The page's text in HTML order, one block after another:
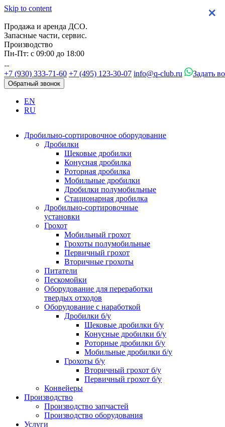
Skip to content
Продажа и аренда ДСО.
Запасные части, сервис.
Производство
Пн-Пт: с 09:00 до 18:00
+7 (930) 333-71-60 +7 (495) 123-30-07 info@q-club.ru Задать
Обратный звонок
EN
RU
Дробильно-сортировочное оборудование
Дробилки
Щековые дробилки
Конусная дробилка
Роторная дробилка
Мобильные дробилки
Дробилки полумобильные
Стационарная дробилка
Дробильно-сортировочные
установки
Грохот
Мобильный грохот
Грохоты полумобильные
Первичный грохот
Вторичные грохоты
Питатели
Пескомойки
Оборудование для переработки
твердых отходов
Оборудование с наработкой
Дробилки б/у
Щековые дробилки б/у
Конусные дробилки б/у
Роторные дробилки б/у
Мобильные дробилки б/у
Грохоты б/у
Вторичный грохот б/у
Первичный грохот б/у
Конвейеры
Производство
Производство запчастей
Производство оборудования
Услуги
×
×
×
×